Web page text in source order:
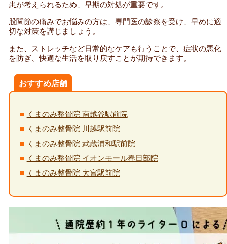
患が考えられるため、早期の対処が重要です。
股関節の痛みでお悩みの方は、専門医の診察を受け、早めに適
切な対策を講じましょう。
また、ストレッチなど日常的なケアも行うことで、症状の悪化
を防ぎ、快適な生活を取り戻すことが期待できます。
おすすめ店舗
くまのみ整骨院 南越谷駅前院
くまのみ整骨院 川越駅前院
くまのみ整骨院 武蔵浦和駅前院
くまのみ整骨院 イオンモール春日部院
くまのみ整骨院 大宮駅前院